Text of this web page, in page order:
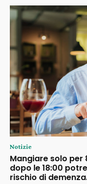
Notizie
Mangiare solo per
dopo le 18:00
rischio di